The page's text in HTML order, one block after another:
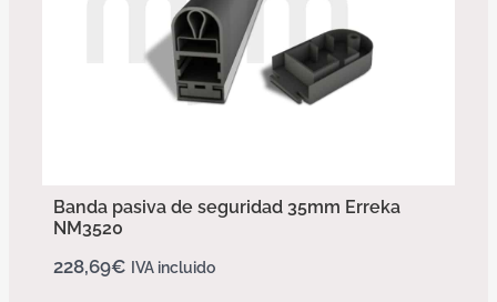
Banda pasiva de seguridad 35mm Erreka
NM3520
228,69€ IVA incluido